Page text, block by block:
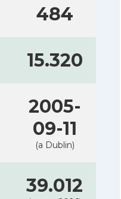
484
15.320
2005-
09-11
(a Dublin)
39.012